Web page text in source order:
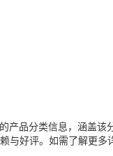
的产品分类信息，涵盖该
好评。如需了解更多